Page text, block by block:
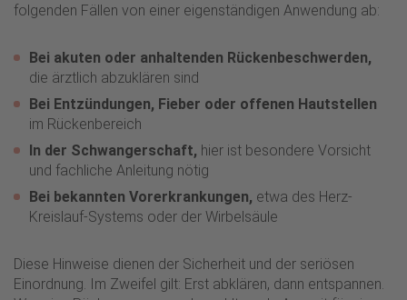
folgenden Fällen von einer eigenständigen Anwendung ab:
Bei akuten oder anhaltenden Rückenbeschwerden,
die ärztlich abzuklären sind
Bei Entzündungen, Fieber oder offenen Hautstellen
im Rückenbereich
In der Schwangerschaft, hier ist besondere Vorsicht
und fachliche Anleitung nötig
Bei bekannten Vorerkrankungen, etwa des Herz-
Kreislauf-Systems oder der Wirbelsäule
Diese Hinweise dienen der Sicherheit und der seriösen
Einordnung. Im Zweifel gilt: Erst abklären, dann entspannen.